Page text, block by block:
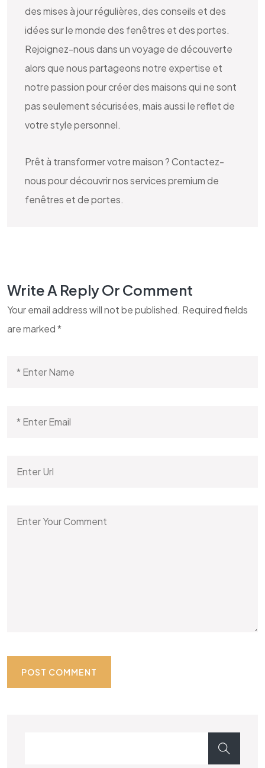
des mises à jour régulières, des conseils et des
idées sur le monde des fenêtres et des portes.
Rejoignez-nous dans un voyage de découverte
alors que nous partageons notre expertise et
notre passion pour créer des maisons qui ne sont
pas seulement sécurisées, mais aussi le reflet de
votre style personnel.
Prêt à transformer votre maison ? Contactez-
nous pour découvrir nos services premium de
fenêtres et de portes.
Write A Reply Or Comment
Your email address will not be published. Required fields
are marked*